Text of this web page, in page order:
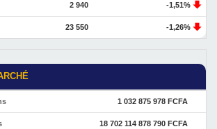
2 940 -1,51%
23 550 -1,26%
1 032 875 978 FCFA
18 702 114 878 790 FCFA